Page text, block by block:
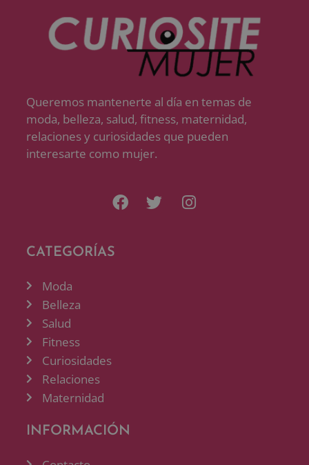
Queremos mantenerte al día en temas de
moda, belleza, salud, fitness, maternidad,
relaciones y curiosidades que pueden
interesarte como mujer.
CATEGORÍAS
Moda
Belleza
Salud
Fitness
Curiosidades
Relaciones
Maternidad
INFORMACIÓN